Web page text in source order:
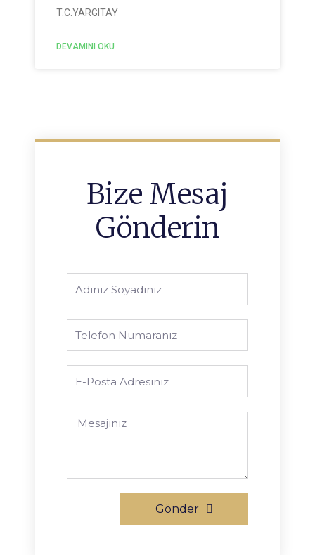
T.C.YARGITAY
DEVAMINI OKU
Bize Mesaj
Gönderin
Gönder